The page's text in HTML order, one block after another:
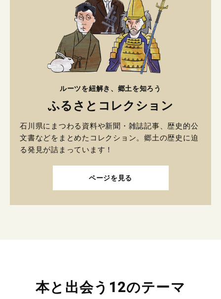
ルーツを紐解き、郷土を知ろう
ふるさとコレクション
石川県にまつわる資料や新聞・雑誌記事、歴史的公
文書などをまとめたコレクション。郷土の歴史に迫
る発見が詰まっています！
ページを見る
本と出会う12のテーマ